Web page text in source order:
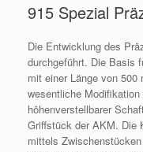
915 Spezial
Die Entwicklung des
durchgeführt. Die Basis
mit einer Länge von 500
wesentliche
höhenverstellbarer
Griffstück der AKM. Die
mittels